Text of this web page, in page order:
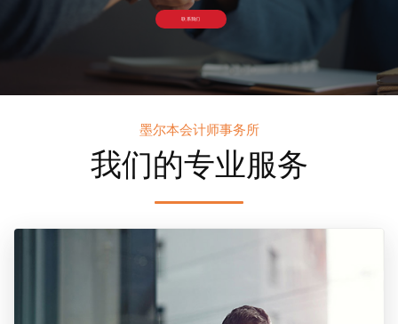
联系我们
墨尔本会计师事务所
我们的专业服务